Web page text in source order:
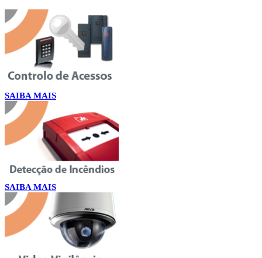
SAIBA MAIS
SAIBA MAIS